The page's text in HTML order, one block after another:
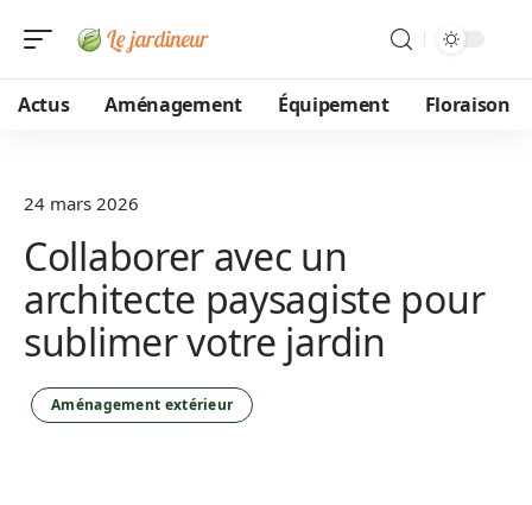
Actus Aménagement Équipement Floraison
24 mars 2026
Collaborer avec un
architecte paysagiste pour
sublimer votre jardin
Aménagement extérieur